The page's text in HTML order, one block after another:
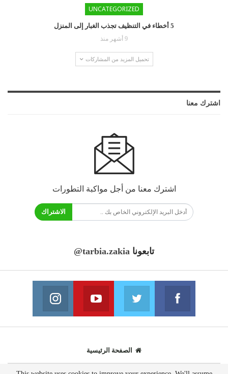
UNCATEGORIZED
5 أخطاء في التنظيف تجذب الغبار إلى المنزل
9 أشهر منذ
تحميل المزيد من المشاركات
اشترك معنا
اشترك معنا من أجل مواكبة التطورات
الاشتراك
تابعونا @tarbia.zakia
فايسبوك
انضم الينا انضم الينا
يوتيوب
انضم الينا
الصفحة الرئيسية